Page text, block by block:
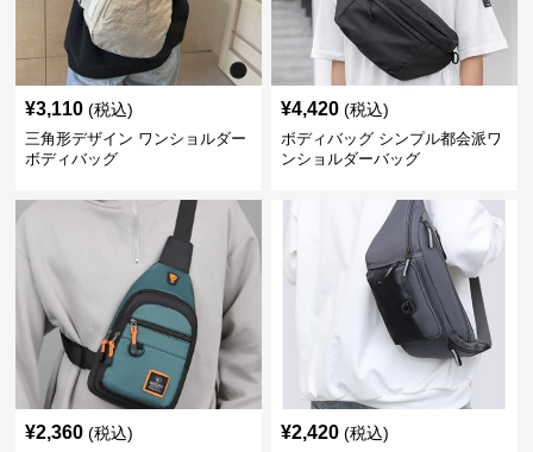
¥3,110 (税込)
三角形デザイン ワンショルダー
ボディバッグ
¥4,420 (税込)
ボディバッグ シンプル都会派ワ
ンショルダーバッグ
¥2,360 (税込) ¥2,420 (税込)